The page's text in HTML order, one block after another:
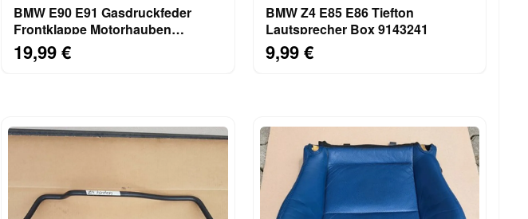
BMW E90 E91 Gasdruckfeder
Frontklappe Motorhauben
Dämpfer Rechts + Links 7060550
19,99 €
BMW Z4 E85 E86 Tiefton
Lautsprecher Box 9143241
9,99 €